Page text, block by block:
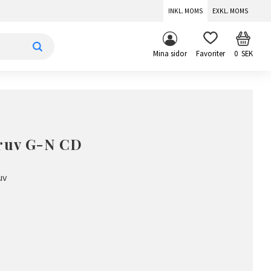
INKL. MOMS EXKL. MOMS
Mina sidor FAVORITER 0SEK
G-N CD